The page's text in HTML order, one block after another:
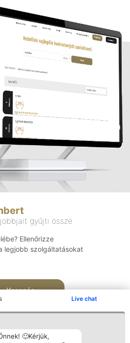
Live chat
🙂Kérjük,
gyűjti össze
Ellenőrizze
legjobb szolgáltatásokat
Keresés